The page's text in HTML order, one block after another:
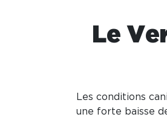
Le
Les conditions
une forte baisse